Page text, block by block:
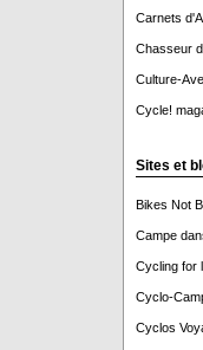
Carnets
Chasseur
Culture-
Cycle!
Sites et
Bikes Not
Campe
Cycling for
Cyclo-
Cyclos